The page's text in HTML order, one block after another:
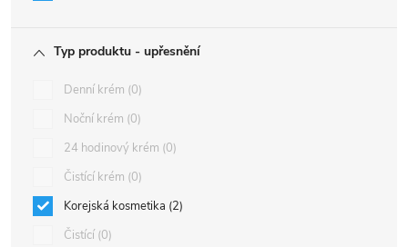
Typ produktu - upřesnění
Denní krém 0
Noční krém 0
24 hodinový krém 0
Čistící krém 0
Korejská kosmetika 2
Čistící 0